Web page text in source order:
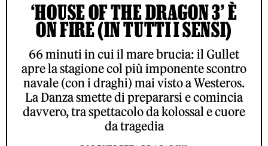
‘HOUSE OF THE DRAGON 3’ È
ON FIRE (IN TUTTI I SENSI)
66 minuti in cui il mare brucia: il Gullet
apre la stagione col più imponente scontro
navale (con i draghi) mai visto a Westeros.
La Danza smette di prepararsi e comincia
davvero, tra spettacolo da kolossal e cuore
da tragedia